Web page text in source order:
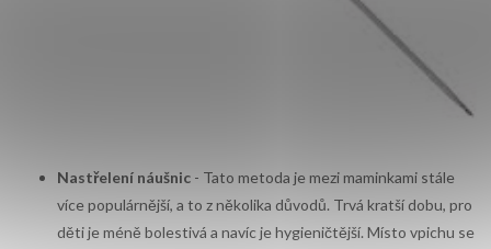
Nastřelení náušnic - Tato metoda je mezi maminkami stále
více populárnější, a to z několika důvodů. Trvá kratší dobu, pro
děti je méně bolestivá a navíc je hygieničtější. Místo vpichu se